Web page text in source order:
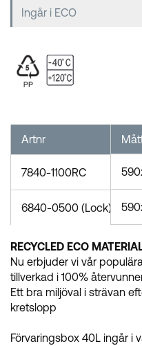
Ingår i ECO
Artnr
7840-1100RC
6840-0500 (Lock)
RECYCLED ECO
Nu erbjuder vi vår
tillverkad i 100%
Ett bra miljöval i strävan
kretslopp
Förvaringsbox 40L ingår i